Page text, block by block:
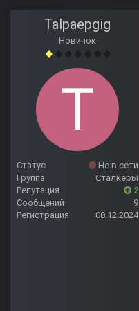
Talpaepgig
Новичок
Статус
Не в сети
Группа
Сталкеры
Репутация
2
Сообщений
9
Регистрация
08.12.2024